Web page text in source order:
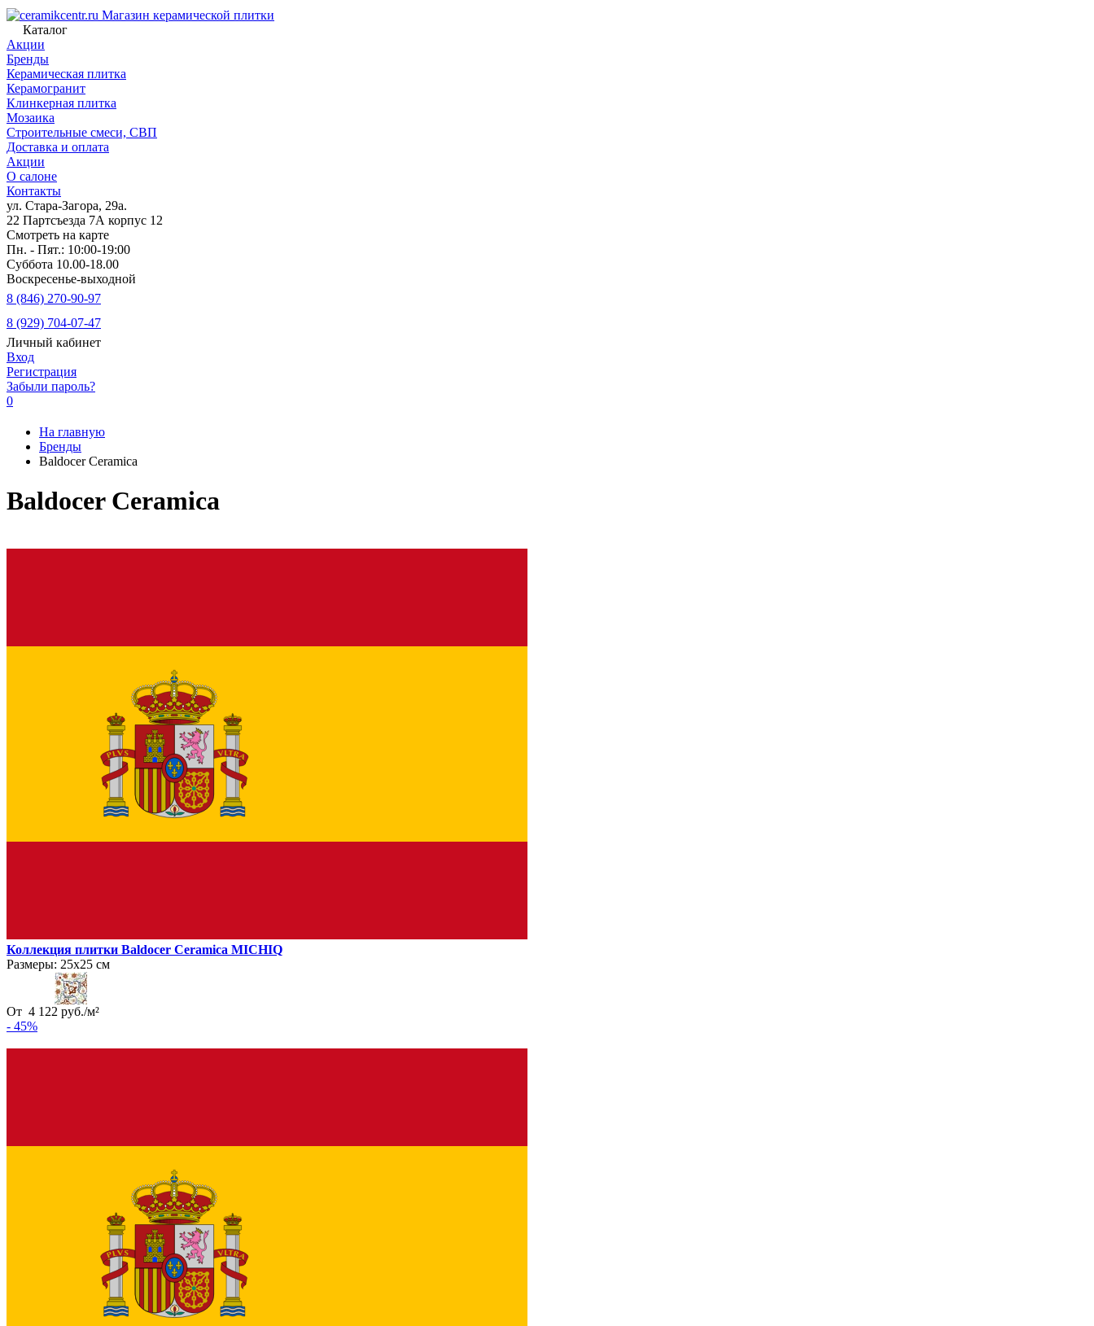
Магазин керамической плитки
Каталог
Акции
Бренды
Керамическая плитка
Керамогранит
Клинкерная плитка
Мозаика
Строительные смеси, СВП
Доставка и оплата
Акции
О салоне
Контакты
ул. Стара-Загора, 29а.
22 Партсъезда 7А корпус 12
Смотреть на карте
Пн. - Пят.: 10:00-19:00
Суббота 10.00-18.00
Воскресенье-выходной
8 (846) 270-90-97
8 (929) 704-07-47
Личный кабинет
Вход
Регистрация
Забыли пароль?
0
На главную
Бренды
Baldocer Ceramica
Baldocer Ceramica
Коллекция плитки Baldocer Ceramica MICHIQ
Размеры: 25х25 см
От 4 122 руб./м²
- 45%